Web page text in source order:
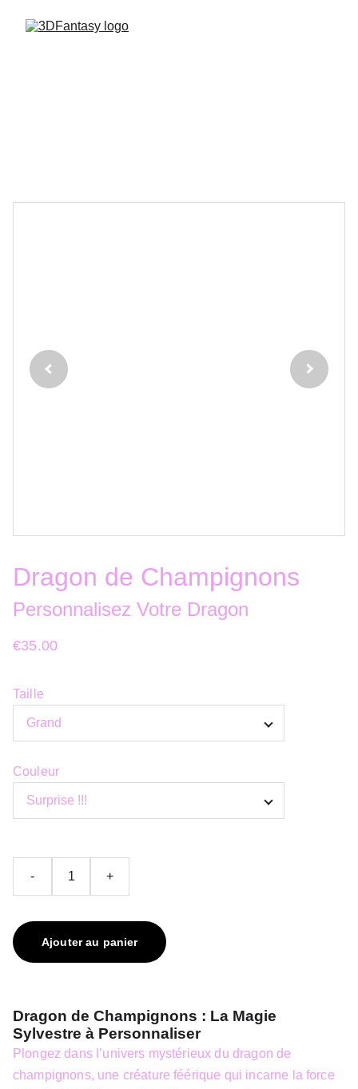
Dragon de Champignons
Personnalisez Votre Dragon
€35.00
Taille
Couleur
- +
Ajouter au panier
Dragon de Champignons : La Magie
Sylvestre à Personnaliser
Plongez dans l’univers mystérieux du dragon de
champignons, une créature féérique qui incarne la force